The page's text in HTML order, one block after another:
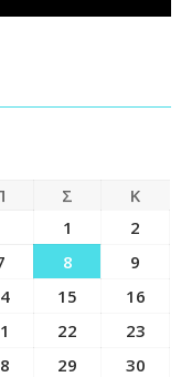
Σ
Κ
1
2
8
9
15
16
22
23
29
30